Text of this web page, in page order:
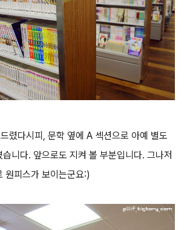
렸다시피, 문학 옆에 A 섹션으로 아예 별도
니다. 앞으로도 지켜 볼 부분입니다. 그나저
원피스가 보이는군요:)